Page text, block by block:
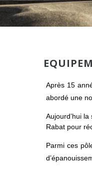
Après 15
abordé une
Aujourd’hui
Rabat pour
Parmi ces